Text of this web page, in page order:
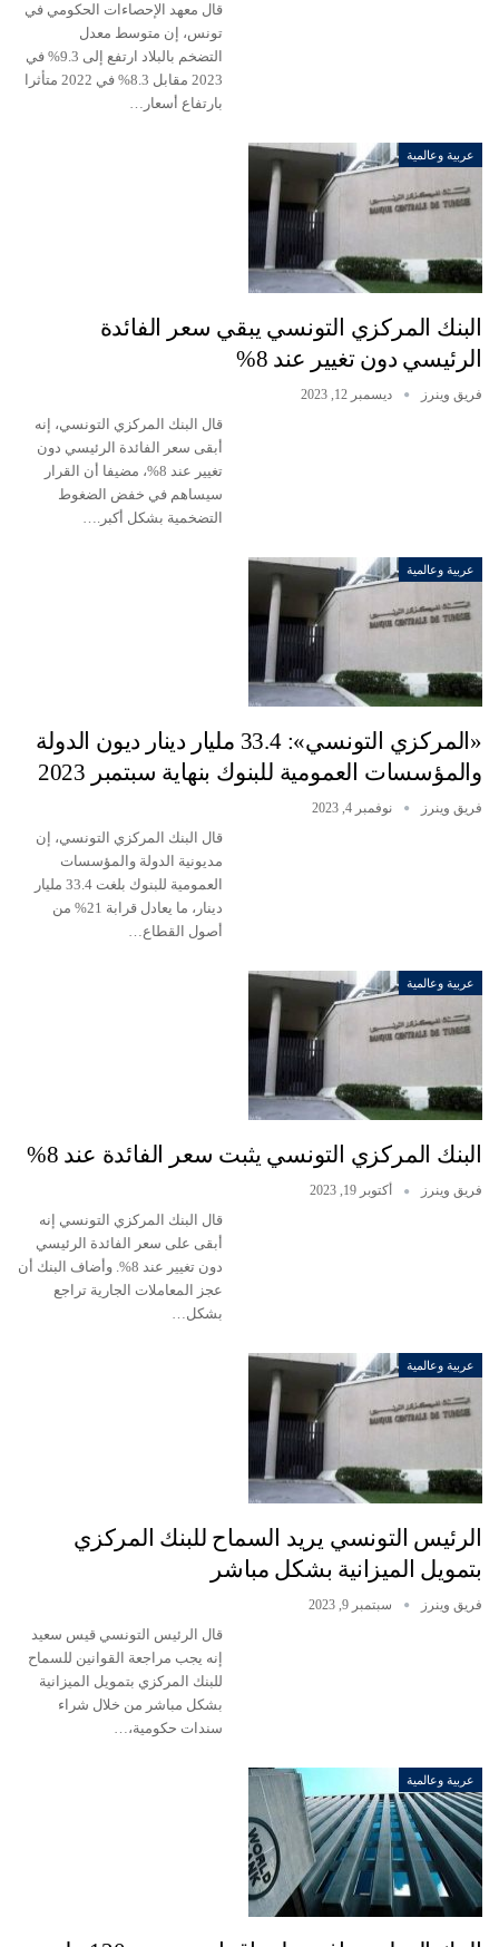
قال معهد الإحصاءات الحكومي في
تونس، إن متوسط معدل
التضخم بالبلاد ارتفع إلى 9.3% في
2023 مقابل 8.3% في 2022 متأثرا
بارتفاع أسعار…
عربية وعالمية
البنك المركزي التونسي يبقي سعر الفائدة
الرئيسي دون تغيير عند 8%
فريق وينرز ديسمبر 12, 2023
قال البنك المركزي التونسي، إنه
أبقى سعر الفائدة الرئيسي دون
تغيير عند 8%، مضيفا أن القرار
سيساهم في خفض الضغوط
التضخمية بشكل أكبر.…
عربية وعالمية
«المركزي التونسي»: 33.4 مليار دينار ديون الدولة
والمؤسسات العمومية للبنوك بنهاية سبتمبر 2023
فريق وينرز نوفمبر 4, 2023
قال البنك المركزي التونسي، إن
مديونية الدولة والمؤسسات
العمومية للبنوك بلغت 33.4 مليار
دينار، ما يعادل قرابة 21% من
أصول القطاع…
عربية وعالمية
البنك المركزي التونسي يثبت سعر الفائدة عند 8%
فريق وينرز أكتوبر 19, 2023
قال البنك المركزي التونسي إنه
أبقى على سعر الفائدة الرئيسي
دون تغيير عند 8%. وأضاف البنك أن
عجز المعاملات الجارية تراجع
بشكل…
عربية وعالمية
الرئيس التونسي يريد السماح للبنك المركزي
بتمويل الميزانية بشكل مباشر
فريق وينرز سبتمبر 9, 2023
قال الرئيس التونسي قيس سعيد
إنه يجب مراجعة القوانين للسماح
للبنك المركزي بتمويل الميزانية
بشكل مباشر من خلال شراء
سندات حكومية،…
عربية وعالمية